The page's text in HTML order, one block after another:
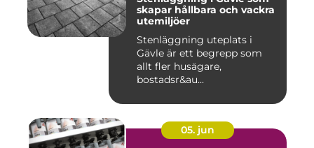
skapar hållbara och vackra
utemiljöer
Stenläggning uteplats i
Gävle är ett begrepp som
allt fler husägare,
bostadsr&au...
05. jun